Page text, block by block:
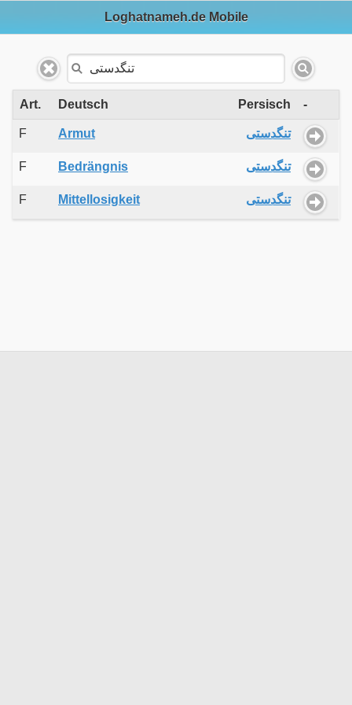
Loghatnameh.de Mobile
Art. Deutsch Persisch -
F Armut تنگدستی
F Bedrängnis تنگدستی
F Mittellosigkeit تنگدستی